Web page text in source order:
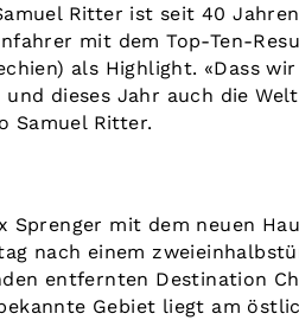
Ritter ist seit 40
mit dem Top-Ten-
als Highlight. «Dass
dieses Jahr auch die
Samuel Ritter.
Sprenger mit dem neuen
nach einem
entfernten Destination
Gebiet liegt am